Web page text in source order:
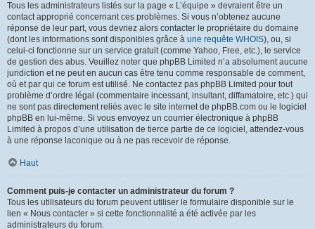
Tous les administrateurs listés sur la page « L’équipe » devraient être un
contact approprié concernant ces problèmes. Si vous n’obtenez aucune
réponse de leur part, vous devriez alors contacter le propriétaire du domaine
(dont les informations sont disponibles grâce à une requête WHOIS), ou, si
celui-ci fonctionne sur un service gratuit (comme Yahoo, Free, etc.), le service
de gestion des abus. Veuillez noter que phpBB Limited n’a absolument aucune
juridiction et ne peut en aucun cas être tenu comme responsable de comment,
où et par qui ce forum est utilisé. Ne contactez pas phpBB Limited pour tout
problème d’ordre légal (commentaire incessant, insultant, diffamatoire, etc.) qui
ne sont pas directement reliés avec le site internet de phpBB.com ou le logiciel
phpBB en lui-même. Si vous envoyez un courrier électronique à phpBB
Limited à propos d’une utilisation de tierce partie de ce logiciel, attendez-vous
à une réponse laconique ou à ne pas recevoir de réponse.
Haut
Comment puis-je contacter un administrateur du forum ?
Tous les utilisateurs du forum peuvent utiliser le formulaire disponible sur le
lien « Nous contacter » si cette fonctionnalité a été activée par les
administrateurs du forum.